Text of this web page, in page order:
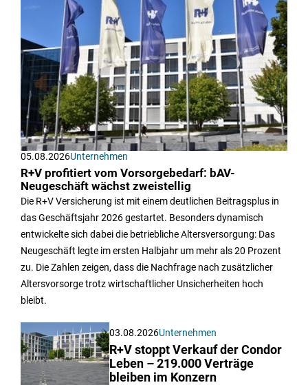
05.08.2026Unternehmen
R+V profitiert vom Vorsorgebedarf: bAV-
Neugeschäft wächst zweistellig
Die R+V Versicherung ist mit einem deutlichen Beitragsplus in
das Geschäftsjahr 2026 gestartet. Besonders dynamisch
entwickelte sich dabei die betriebliche Altersversorgung: Das
Neugeschäft legte im ersten Halbjahr um mehr als 20 Prozent
zu. Die Zahlen zeigen, dass die Nachfrage nach zusätzlicher
Altersvorsorge trotz wirtschaftlicher Unsicherheiten hoch
bleibt.
03.08.2026Unternehmen
R+V stoppt Verkauf der Condor
Leben – 219.000 Verträge
bleiben im Konzern